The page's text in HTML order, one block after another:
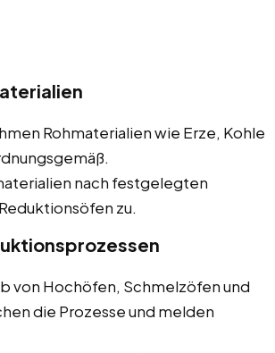
Rohmaterialien wie Erze, Kohle
nach festgelegten
zu.
von Hochöfen, Schmelzöfen und
die Prozesse und melden